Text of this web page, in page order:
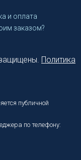
и оплата
заказом?
Политика
публичной
по телефону: